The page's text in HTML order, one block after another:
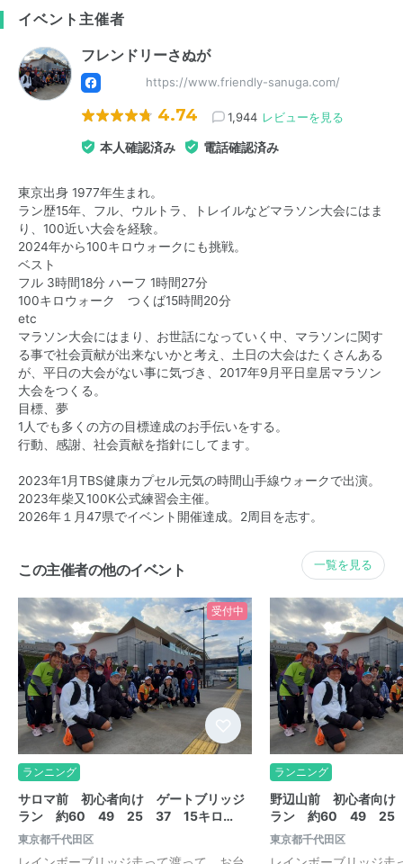
イベント主催者
フレンドリーさぬが
https://www.friendly-sanuga.com/
4.74 1,944 レビューを見る
本人確認済み 電話確認済み
東京出身 1977年生まれ。
ラン歴15年、フル、ウルトラ、トレイルなどマラソン大会にはま
り、100近い大会を経験。
2024年から100キロウォークにも挑戦。
ベスト
フル 3時間18分 ハーフ 1時間27分
100キロウォーク つくば15時間20分
etc
マラソン大会にはまり、お世話になっていく中、マラソンに関す
る事で社会貢献が出来ないかと考え、土日の大会はたくさんある
が、平日の大会がない事に気づき、2017年9月平日皇居マラソン
大会をつくる。
目標、夢
1人でも多くの方の目標達成のお手伝いをする。
行動、感謝、社会貢献を指針にしてます。
2023年1月TBS健康カプセル元気の時間山手線ウォークで出演。
2023年柴又100K公式練習会主催。
2026年１月47県でイベント開催達成。2周目を志す。
この主催者の他のイベント 一覧を見る
受付中
ランニング
サロマ前 初心者向け ゲートブリッジ
ラン 約60 49 25 37 15キロ…
東京都千代田区
ランニング
野辺山前 初心者向け
ラン 約60 49 25
東京都千代田区